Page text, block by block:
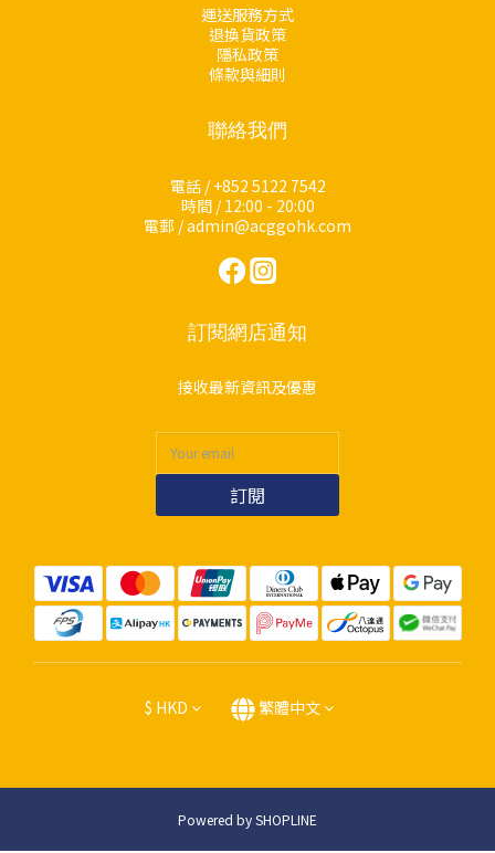
運送服務方式
退換貨政策
隱私政策
條款與細則
聯絡我們
電話 / +852 5122 7542
時間 / 12:00 - 20:00
電郵 / admin@acggohk.com
訂閱網店通知
接收最新資訊及優惠
訂閱
$ HKD 繁體中文
Powered by SHOPLINE